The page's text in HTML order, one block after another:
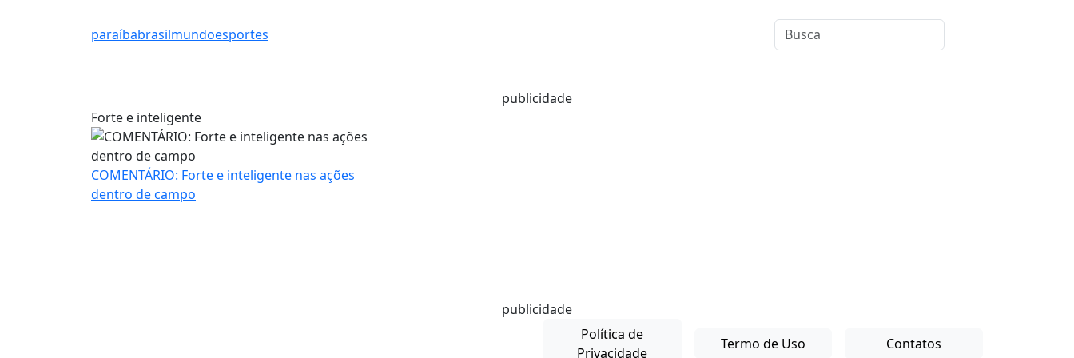
paraíbabrasilmundoesportes
publicidade
Forte e inteligente
COMENTÁRIO: Forte e inteligente nas ações
dentro de campo
publicidade
Política de
Privacidade
Termo de Uso Contatos